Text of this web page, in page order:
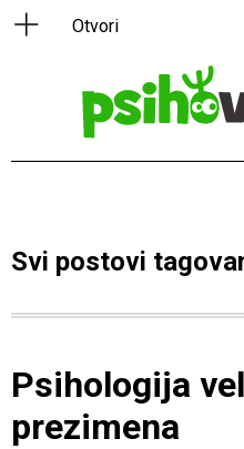
Svi postovi
Psihologija
prezimena